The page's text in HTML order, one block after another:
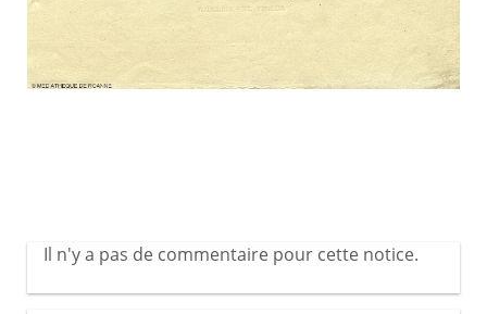
Il n'y a pas de commentaire pour cette notice.